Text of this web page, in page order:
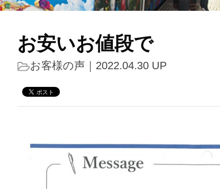
お安いお値段で
お客様の声 ｜2022.04.30 UP